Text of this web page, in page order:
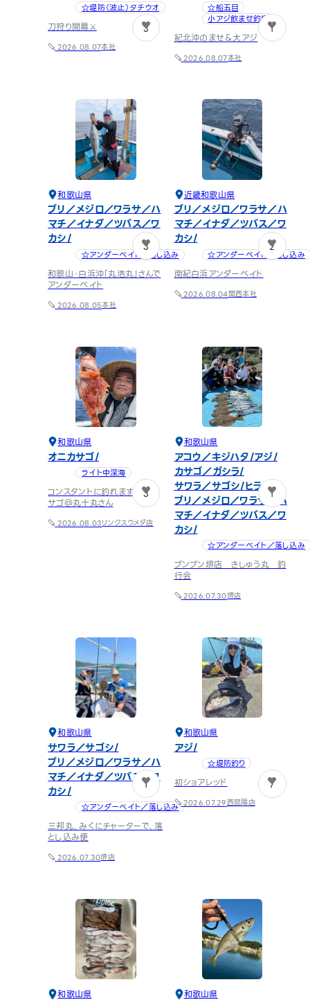
☆堤防（波止）タチウオ
刀狩り開幕⚔️
2026.08.07本社
3
☆船五目
小アジ飲ませ釣り
紀北沖のませ＆大アジ
2026.08.07本社
1
和歌山県
ブリ／メジロ／ワラサ／ハ
マチ／イナダ／ツバス／ワ
カシ
☆アンダーベイト／落し込み
和歌山・白浜沖「丸浩丸」さんで
アンダーベイト
2026.08.05本社
3
近畿和歌山県
ブリ／メジロ／ワラサ／ハ
マチ／イナダ／ツバス／ワ
カシ
☆アンダーベイト／落し込み
南紀白浜アンダーベイト
2026.08.04関西本社
2
和歌山県
オニカサゴ
ライト中深海
コンスタントに釣れます 鬼カ
サゴ＠丸十丸さん
2026.08.03リンクスウメダ店
3
和歌山県
アコウ／キジハタ アジ
カサゴ／ガシラ
サワラ／サゴシ ヒラメ
ブリ／メジロ／ワラサ／ハ
マチ／イナダ／ツバス／ワ
カシ
☆アンダーベイト／落し込み
ブンブン堺店 きしゅう丸 釣
行会
2026.07.30堺店
1
和歌山県
サワラ／サゴシ
ブリ／メジロ／ワラサ／ハ
マチ／イナダ／ツバス／ワ
カシ
☆アンダーベイト／落し込み
三邦丸、みくにチャーターで、落
とし込み便
2026.07.30堺店
1
和歌山県
アジ
☆堤防釣り
初ショアレッド
2026.07.29西昆陽店
7
和歌山県 和歌山県